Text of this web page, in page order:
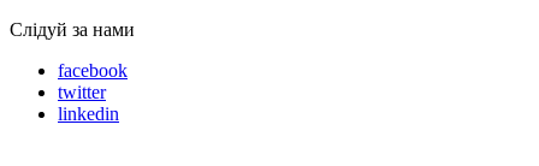
Слідуй за нами
facebook
twitter
linkedin